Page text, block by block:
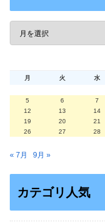
月 火 水
5
6 7
12
13 14
19
20 21
26
27 28
« 7月 9月 »
カテゴリ人気